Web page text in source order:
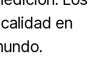
en